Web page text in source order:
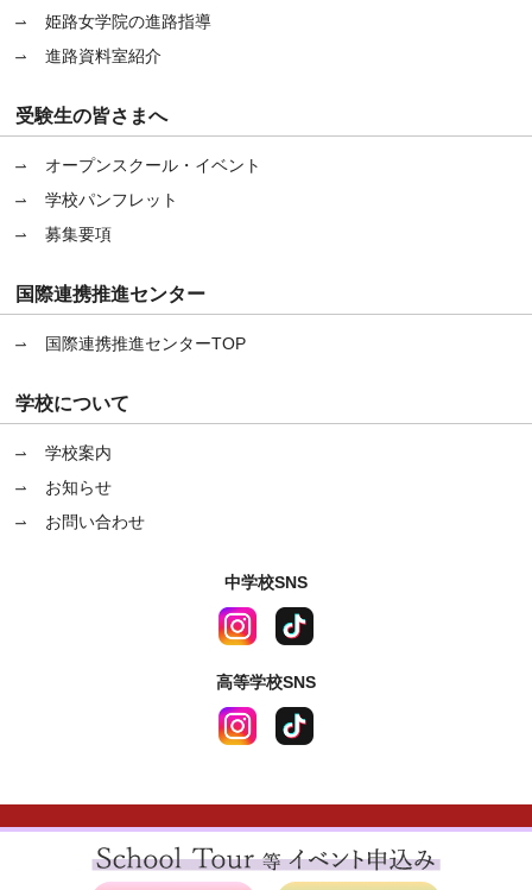
姫路女学院の進路指導
進路資料室紹介
受験生の皆さまへ
オープンスクール・イベント
学校パンフレット
募集要項
国際連携推進センター
国際連携推進センターTOP
学校について
学校案内
お知らせ
お問い合わせ
中学校SNS
高等学校SNS
〒670-0964 兵庫県姫路市豊沢町83番地
サイトポリシー| プライバシーポリシー